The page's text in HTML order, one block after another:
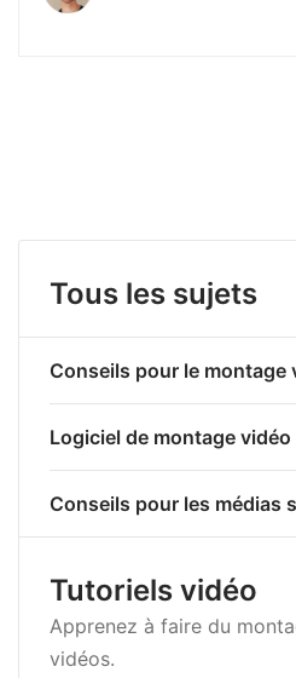
Tous les sujets
Conseils pour le montage
Logiciel de montage vidéo
Conseils pour les médias
Tutoriels vidéo
Apprenez à faire du
vidéos.